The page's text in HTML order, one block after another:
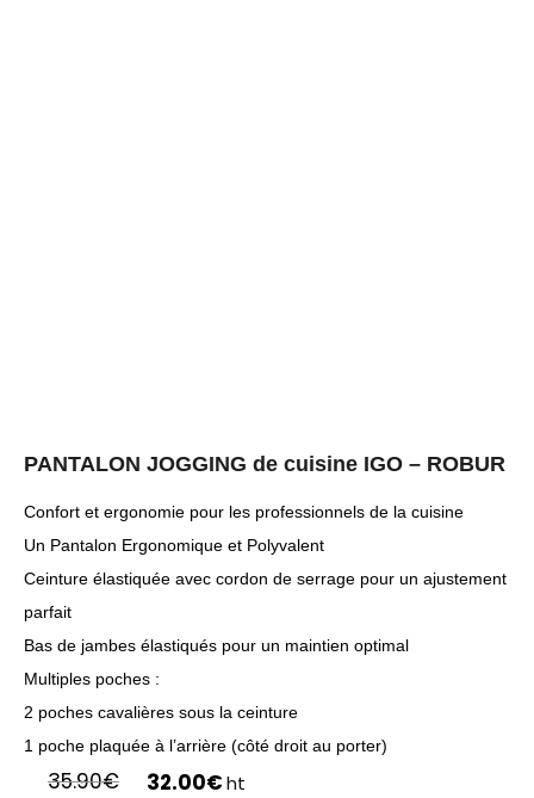
PANTALON JOGGING de cuisine IGO – ROBUR
Confort et ergonomie pour les professionnels de la cuisine
Un Pantalon Ergonomique et Polyvalent
Ceinture élastiquée avec cordon de serrage pour un ajustement
parfait
Bas de jambes élastiqués pour un maintien optimal
Multiples poches :
2 poches cavalières sous la ceinture
1 poche plaquée à l’arrière (côté droit au porter)
35.90€ 32.00€ Le
ht